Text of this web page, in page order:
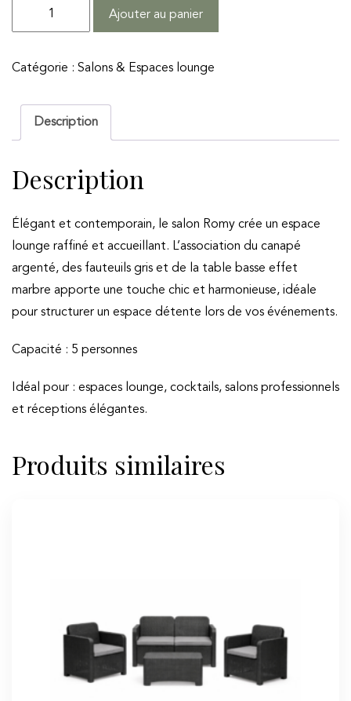
quantité
de
d'intérieur
Ajouter au panier
Catégorie : Salons & Espaces lounge
Description
Description
Élégant et contemporain, le salon Romy crée un espace
lounge raffiné et accueillant. L’association du canapé
argenté, des fauteuils gris et de la table basse effet
marbre apporte une touche chic et harmonieuse, idéale
pour structurer un espace détente lors de vos événements.
Capacité : 5 personnes
Idéal pour : espaces lounge, cocktails, salons professionnels
et réceptions élégantes.
Produits similaires